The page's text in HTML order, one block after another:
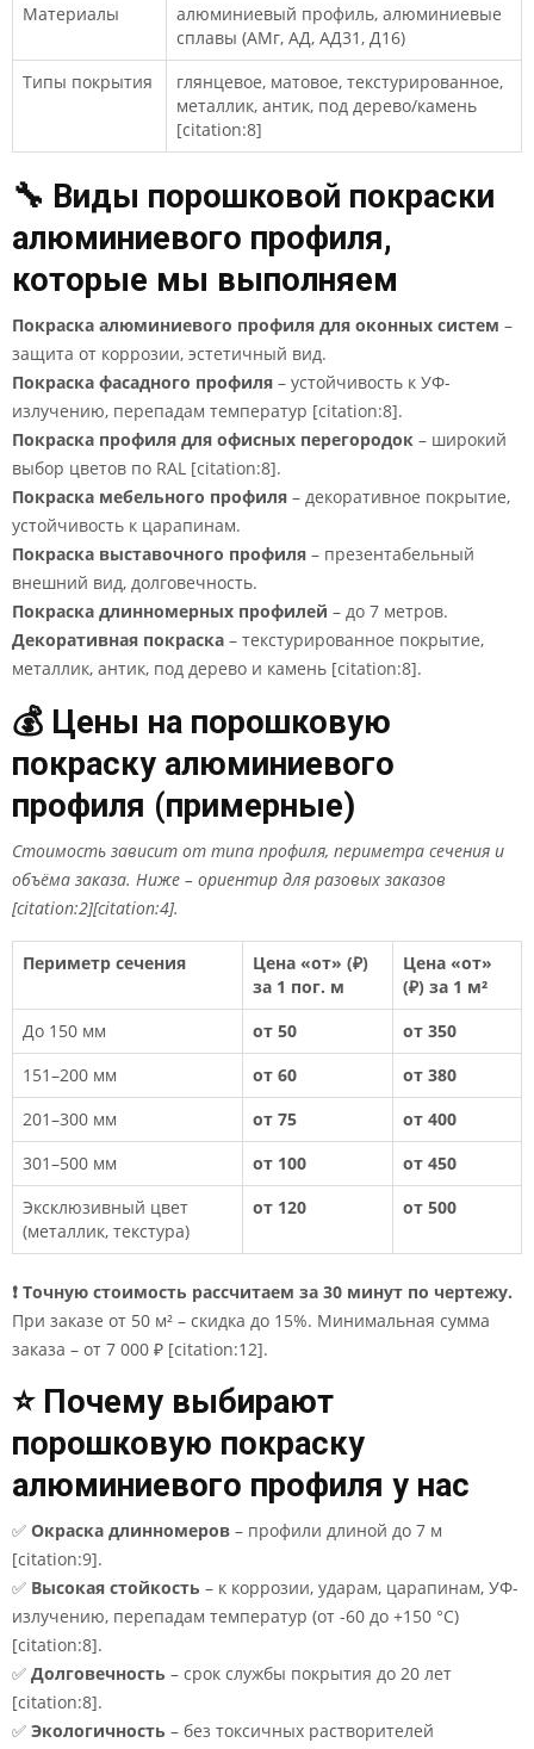
Материалы
алюминиевый профиль, алюминиевые
сплавы (АМг, АД, АД31, Д16)
Типы покрытия
глянцевое, матовое, текстурированное,
металлик, антик, под дерево/камень
[citation:8]
🔧 Виды порошковой покраски
алюминиевого профиля,
которые мы выполняем
Покраска алюминиевого профиля для оконных систем –
защита от коррозии, эстетичный вид.
Покраска фасадного профиля – устойчивость к УФ-
излучению, перепадам температур [citation:8].
Покраска профиля для офисных перегородок – широкий
выбор цветов по RAL [citation:8].
Покраска мебельного профиля – декоративное покрытие,
устойчивость к царапинам.
Покраска выставочного профиля – презентабельный
внешний вид, долговечность.
Покраска длинномерных профилей – до 7 метров.
Декоративная покраска – текстурированное покрытие,
металлик, антик, под дерево и камень [citation:8].
💰 Цены на порошковую
покраску алюминиевого
профиля (примерные)
Стоимость зависит от типа профиля, периметра сечения и
объёма заказа. Ниже – ориентир для разовых заказов
[citation:2][citation:4].
Периметр сечения
Цена «от» (₽)
за 1 пог. м
Цена «от»
(₽) за 1 м²
До 150 мм
от 50
от 350
151–200 мм
от 60
от 380
201–300 мм
от 75
от 400
301–500 мм
от 100
от 450
Эксклюзивный цвет
(металлик, текстура)
от 120 от 500
❗ Точную стоимость рассчитаем за 30 минут по чертежу.
При заказе от 50 м² – скидка до 15%. Минимальная сумма
заказа – от 7 000 ₽ [citation:12].
⭐ Почему выбирают
порошковую покраску
алюминиевого профиля у нас
✅ Окраска длинномеров – профили длиной до 7 м
[citation:9].
✅ Высокая стойкость – к коррозии, ударам, царапинам, УФ-
излучению, перепадам температур (от -60 до +150 °C)
[citation:8].
✅ Долговечность – срок службы покрытия до 20 лет
[citation:8].
✅ Экологичность – без токсичных растворителей